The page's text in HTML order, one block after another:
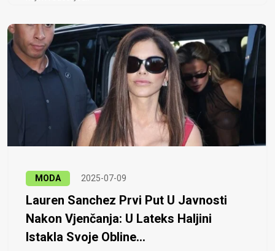
MODA 2025-07-09
Lauren Sanchez Prvi Put U Javnosti
Nakon Vjenčanja: U Lateks Haljini
Istakla Svoje Obline...